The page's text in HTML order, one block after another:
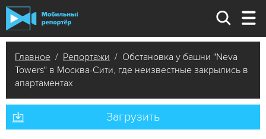
Главное / Репортажи / Обстановка у башни "Neva
Towers" в Москва-Сити, где неизвестные закрылись в
апартаментах
Загрузить